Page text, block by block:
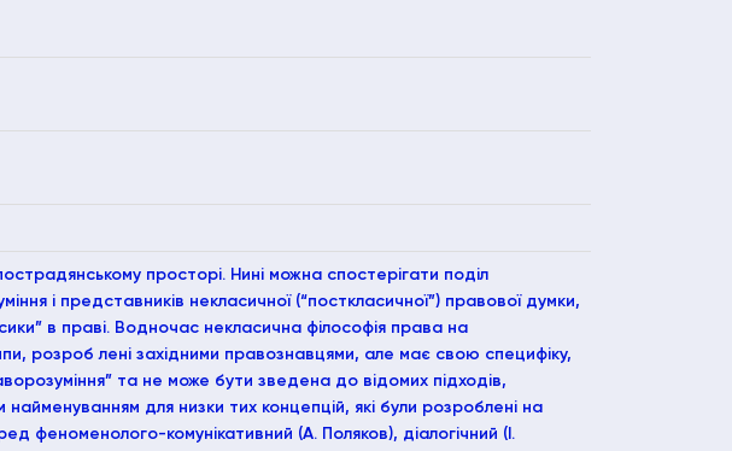
просторі. Нині можна спостерігати поділ
і представників некласичної (“посткласичної”) правової думки,
в праві. Водночас некласична філософія права на
розроб лені західними правознавцями, але має свою специфіку,
та не може бути зведена до відомих підходів,
для низки тих концепцій, які були розроблені на
феноменолого-комунікативний (А. Поляков), діалогічний (І.